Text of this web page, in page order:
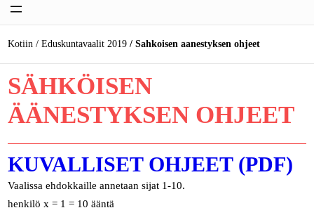
Kotiin Eduskuntavaalit 2019 Sahkoisen aanestyksen ohjeet
SÄHKÖISEN
ÄÄNESTYKSEN OHJEET
KUVALLISET OHJEET (PDF)
Vaalissa ehdokkaille annetaan sijat 1-10.
henkilö x = 1 = 10 ääntä